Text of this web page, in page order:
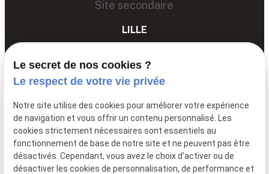
Site secondaire
LILLE
68 Av. du Peuple Belge,
Mentions légales
Politique de
Siret: : 85061251600011
Le secret de nos cookies ?
Le respect de votre vie privée
Notre site utilise des cookies pour améliorer votre expérience
de navigation et vous offrir un contenu personnalisé. Les
cookies strictement nécessaires sont essentiels au
fonctionnement de base de notre site et ne peuvent pas être
désactivés. Cependant, vous avez le choix d'activer ou de
désactiver les cookies de personnalisation, de performance et